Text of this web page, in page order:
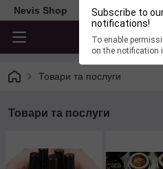
Subscribe to
notifications!
To enable
on the notification
Nevis Shop
Товари та послуги
Товари та послуги